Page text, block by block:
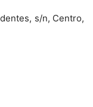
s/n, Centro,